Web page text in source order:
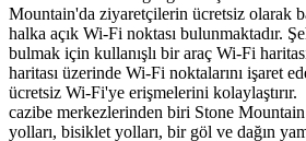
Mountain'da ziyaretçilerin ücretsiz olarak
halka açık Wi-Fi noktası bulunmaktadır.
bulmak için kullanışlı bir araç Wi-Fi
haritası üzerinde Wi-Fi noktalarını işaret
ücretsiz Wi-Fi'ye erişmelerini
cazibe merkezlerinden biri Stone
yolları, bisiklet yolları, bir göl ve dağın